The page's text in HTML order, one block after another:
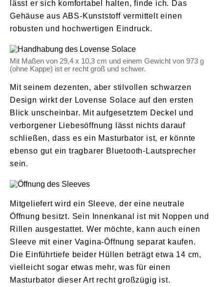
lässt er sich komfortabel halten, finde ich. Das
Gehäuse aus ABS-Kunststoff vermittelt einen
robusten und hochwertigen Eindruck.
Mit Maßen von 29,4 x 10,3 cm und einem Gewicht von 973 g
(ohne Kappe) ist er recht groß und schwer.
Mit seinem dezenten, aber stilvollen schwarzen
Design wirkt der Lovense Solace auf den ersten
Blick unscheinbar. Mit aufgesetztem Deckel und
verborgener Liebesöffnung lässt nichts darauf
schließen, dass es ein Masturbator ist, er könnte
ebenso gut ein tragbarer Bluetooth-Lautsprecher
sein.
Mitgeliefert wird ein Sleeve, der eine neutrale
Öffnung besitzt. Sein Innenkanal ist mit Noppen und
Rillen ausgestattet. Wer möchte, kann auch einen
Sleeve mit einer Vagina-Öffnung separat kaufen.
Die Einführtiefe beider Hüllen beträgt etwa 14 cm,
vielleicht sogar etwas mehr, was für einen
Masturbator dieser Art recht großzügig ist.